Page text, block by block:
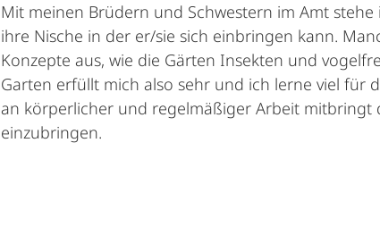
Mit meinen Brüdern und Schwestern im Amt
ihre Nische in der er/sie sich einbringen kann.
Konzepte aus, wie die Gärten Insekten und
Garten erfüllt mich also sehr und ich lerne viel für
an körperlicher und regelmäßiger Arbeit
einzubringen.